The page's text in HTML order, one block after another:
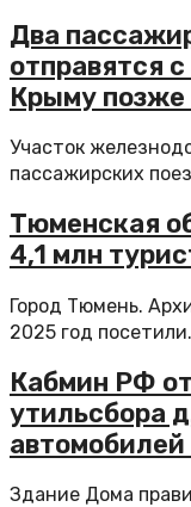
Два
отправятся
Крыму позже
Участок
пассажирских
Тюменская
4,1 млн
Город Тюмень.
2025 год
Кабмин РФ
утильсбора
Здание Дома